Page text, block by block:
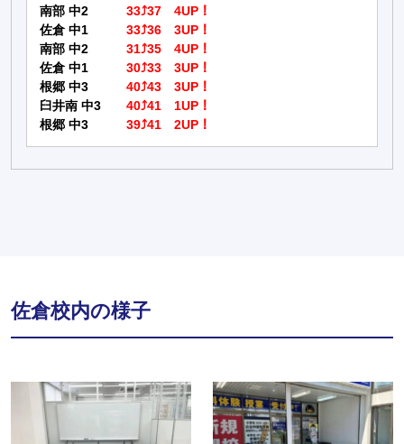
南部 中2
33⤴37 4UP！
佐倉 中1
33⤴36 3UP！
南部 中2
31⤴35 4UP！
佐倉 中1
30⤴33 3UP！
根郷 中3
40⤴43 3UP！
臼井南 中3
40⤴41 1UP！
根郷 中3
39⤴41 2UP！
佐倉校内の様子